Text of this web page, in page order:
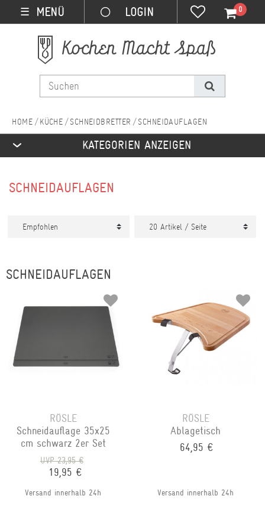
☰ MENÜ 0
KÜCHE SCHNEIDBRETTER SCHNEIDAUFLAGEN
KATEGORIEN ANZEIGEN
SCHNEIDAUFLAGEN
SCHNEIDAUFLAGEN
RÖSLE
Schneidauflage 35x25
cm schwarz 2er Set
UVP 23,95 €
19,95 €
Versand innerhalb 24h
RÖSLE
Ablagetisch
64,95 €
Versand innerhalb 24h